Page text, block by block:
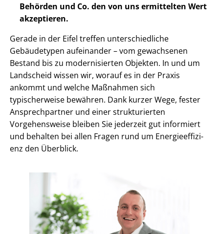
Behörden und Co. den von uns ermittelten Wert
akzeptieren.
Gerade in der Eifel treffen un­ter­schied­li­che
Gebäudetypen aufeinander – vom gewachsenen
Bestand bis zu modernisierten Objekten. In und um
Landscheid wissen wir, worauf es in der Praxis
ankommt und welche Maßnahmen sich
typischerweise bewähren. Dank kurzer Wege, fester
Ansprechpartner und einer strukturierten
Vorgehensweise bleiben Sie jederzeit gut informiert
und behalten bei allen Fragen rund um En­er­gie­ef­fi­zi­
enz den Überblick.